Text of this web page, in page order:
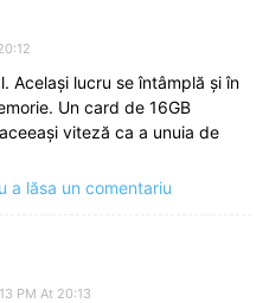
Același lucru se întâmplă și în
Un card de 16GB
viteză ca a unuia de
a lăsa un comentariu
PM At 20:13